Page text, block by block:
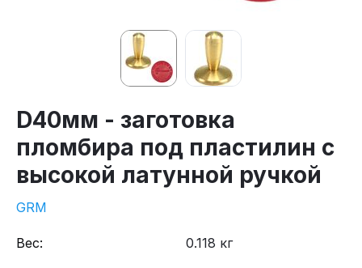
D40мм - заготовка
пломбира под пластилин с
высокой латунной ручкой
GRM
Вес: 0.118 кг